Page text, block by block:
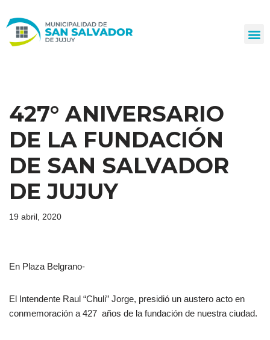
al
427° ANIVERSARIO
DE LA FUNDACIÓN
DE SAN SALVADOR
DE JUJUY
19 abril, 2020
En Plaza Belgrano-
El Intendente Raul “Chuli” Jorge, presidió un austero acto en
conmemoración a 427 años de la fundación de nuestra ciudad.